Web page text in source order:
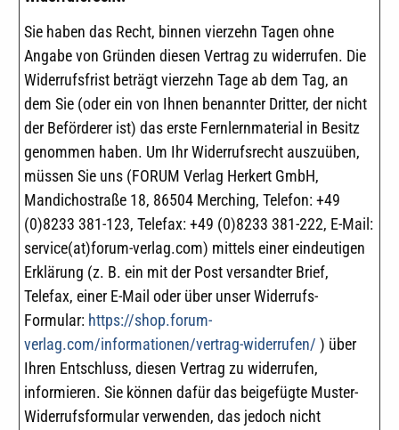
Sie haben das Recht, binnen vierzehn Tagen ohne
Angabe von Gründen diesen Vertrag zu widerrufen. Die
Widerrufsfrist beträgt vierzehn Tage ab dem Tag, an
dem Sie (oder ein von Ihnen benannter Dritter, der nicht
der Beförderer ist) das erste Fernlernmaterial in Besitz
genommen haben. Um Ihr Widerrufsrecht auszuüben,
müssen Sie uns (FORUM Verlag Herkert GmbH,
Mandichostraße 18, 86504 Merching, Telefon: +49
(0)8233 381-123, Telefax: +49 (0)8233 381-222, E-Mail:
service(at)forum-verlag.com) mittels einer eindeutigen
Erklärung (z. B. ein mit der Post versandter Brief,
Telefax, einer E-Mail oder über unser Widerrufs-
Formular: https://shop.forum-
verlag.com/informationen/vertrag-widerrufen/ ) über
Ihren Entschluss, diesen Vertrag zu widerrufen,
informieren. Sie können dafür das beigefügte Muster-
Widerrufsformular verwenden, das jedoch nicht